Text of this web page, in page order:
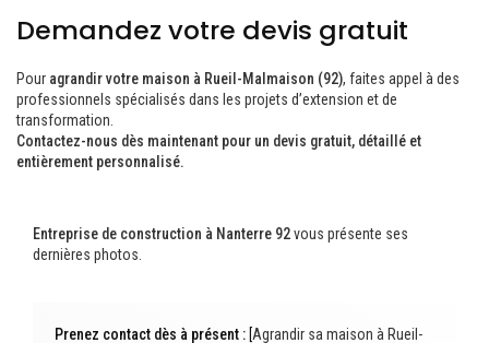
Demandez votre devis gratuit
Pour agrandir votre maison à Rueil-Malmaison (92), faites appel à des
professionnels spécialisés dans les projets d’extension et de
transformation.
Contactez-nous dès maintenant pour un devis gratuit, détaillé et
entièrement personnalisé.
Entreprise de construction à Nanterre 92vous présente ses
dernières photos.
Prenez contact dès à présent : [Agrandir sa maison à Rueil-